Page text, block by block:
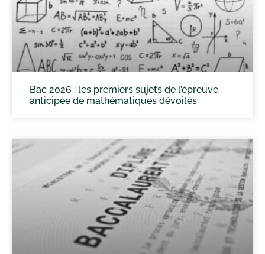
Bac 2026 : les premiers sujets de l’épreuve
anticipée de mathématiques dévoilés